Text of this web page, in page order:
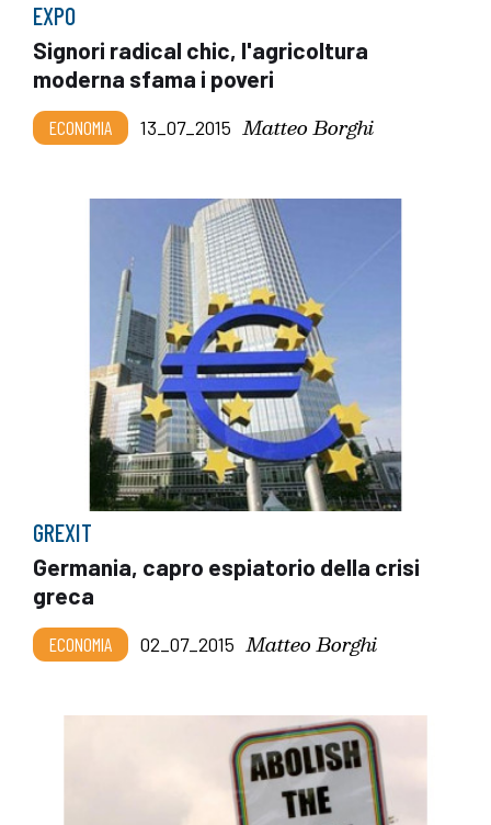
EXPO
Signori radical chic, l'agricoltura
moderna sfama i poveri
ECONOMIA 13_07_2015 Matteo Borghi
GREXIT
Germania, capro espiatorio della crisi
greca
ECONOMIA 02_07_2015 Matteo Borghi